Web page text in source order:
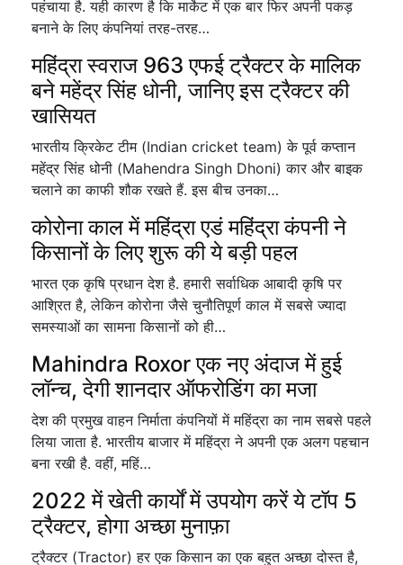
पहंचाया है. यही कारण है कि मार्केट में एक बार फिर अपनी पकड़
बनाने के लिए कंपनियां तरह-तरह…
महिंद्रा स्वराज 963 एफई ट्रैक्टर के मालिक
बने महेंद्र सिंह धोनी, जानिए इस ट्रैक्टर की
खासियत
भारतीय क्रिकेट टीम (Indian cricket team) के पूर्व कप्तान
महेंद्र सिंह धोनी (Mahendra Singh Dhoni) कार और बाइक
चलाने का काफी शौक रखते हैं. इस बीच उनका…
कोरोना काल में महिंद्रा एडं महिंद्रा कंपनी ने
किसानों के लिए शुरू की ये बड़ी पहल
भारत एक कृषि प्रधान देश है. हमारी सर्वाधिक आबादी कृषि पर
आश्रित है, लेकिन कोरोना जैसे चुनौतिपूर्ण काल में सबसे ज्यादा
समस्याओं का सामना किसानों को ही…
Mahindra Roxor एक नए अंदाज में हुई
लॉन्च, देगी शानदार ऑफरोडिंग का मजा
देश की प्रमुख वाहन निर्माता कंपनियों में महिंद्रा का नाम सबसे पहले
लिया जाता है. भारतीय बाजार में महिंद्रा ने अपनी एक अलग पहचान
बना रखी है. वहीं, महिं…
2022 में खेती कार्यों में उपयोग करें ये टॉप 5
ट्रैक्टर, होगा अच्छा मुनाफ़ा
ट्रैक्टर (Tractor) हर एक किसान का एक बहुत अच्छा दोस्त है,